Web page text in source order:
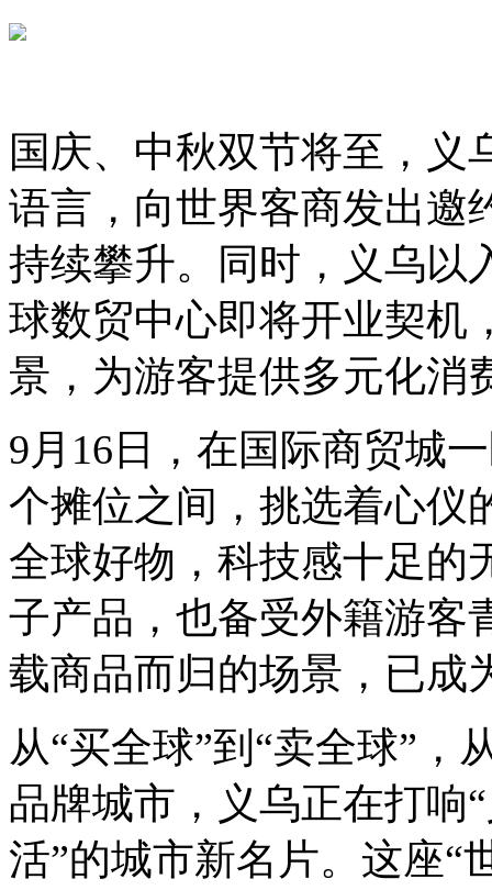
国庆、中秋双节将至，
语言，向世界客商发出邀
持续攀升。同时，义乌以
球数贸中心即将开业契机
景，为游客提供多元化消
9月16日，在国际商贸城
个摊位之间，挑选着心仪
全球好物，科技感十足的
子产品，也备受外籍游客
载商品而归的场景，已成
从“买全球”到“卖全球”，
品牌城市，义乌正在打响
活”的城市新名片。这座“